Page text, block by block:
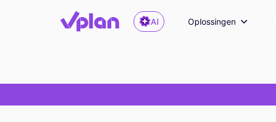
AI Oplossingen